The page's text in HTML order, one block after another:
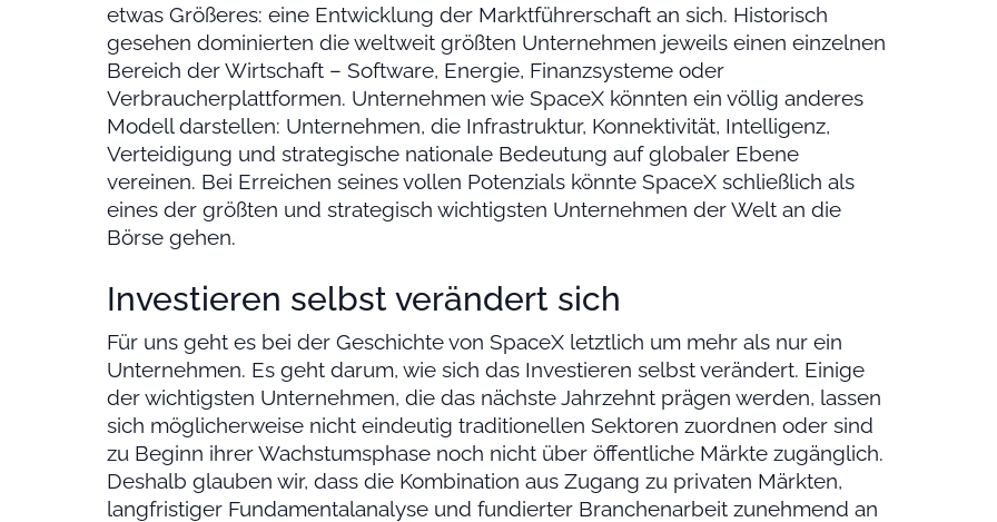
etwas Größeres: eine Entwicklung der Marktführerschaft an sich. Historisch
gesehen dominierten die weltweit größten Unternehmen jeweils einen einzelnen
Bereich der Wirtschaft – Software, Energie, Finanzsysteme oder
Verbraucherplattformen. Unternehmen wie SpaceX könnten ein völlig anderes
Modell darstellen: Unternehmen, die Infrastruktur, Konnektivität, Intelligenz,
Verteidigung und strategische nationale Bedeutung auf globaler Ebene
vereinen. Bei Erreichen seines vollen Potenzials könnte SpaceX schließlich als
eines der größten und strategisch wichtigsten Unternehmen der Welt an die
Börse gehen.
Investieren selbst verändert sich
Für uns geht es bei der Geschichte von SpaceX letztlich um mehr als nur ein
Unternehmen. Es geht darum, wie sich das Investieren selbst verändert. Einige
der wichtigsten Unternehmen, die das nächste Jahrzehnt prägen werden, lassen
sich möglicherweise nicht eindeutig traditionellen Sektoren zuordnen oder sind
zu Beginn ihrer Wachstumsphase noch nicht über öffentliche Märkte zugänglich.
Deshalb glauben wir, dass die Kombination aus Zugang zu privaten Märkten,
langfristiger Fundamentalanalyse und fundierter Branchenarbeit zunehmend an